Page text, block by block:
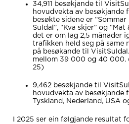
34,911 besøkjande til
hovudvekta av besøkjande
besøkte sidene er “Sommar
Suldal”, “Kva skjer” og
det er om lag 2,5 månader
trafikken held seg på same
på besøkande til
mellom 39 000 og 40 000.
25)
9,462 besøkjande til
hovudvekta av besøkjande
Tyskland, Nederland, USA
I 2025 ser ein følgjande resultat